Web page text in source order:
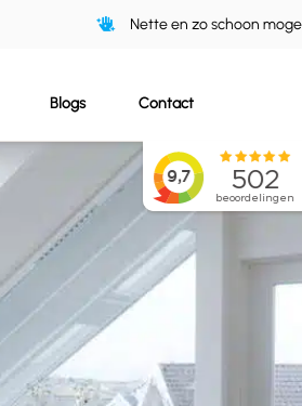
Nette en zo schoon
Blogs Contact